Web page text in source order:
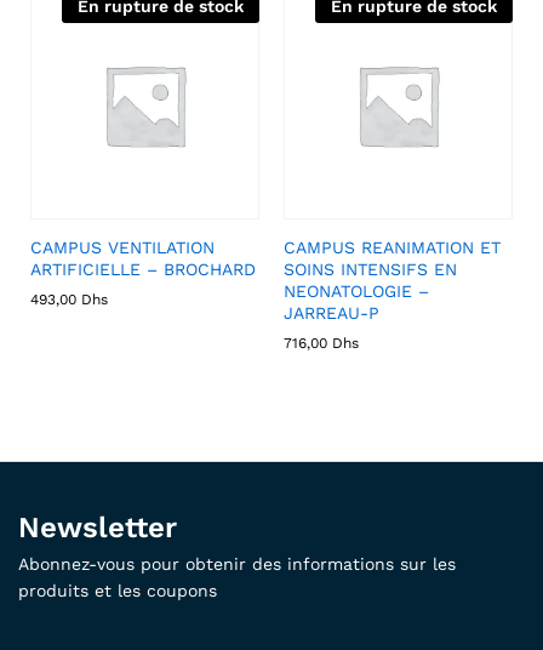
En rupture de stock
CAMPUS VENTILATION
ARTIFICIELLE – BROCHARD
493,00 Dhs
En rupture de stock
CAMPUS REANIMATION ET
SOINS INTENSIFS EN
NEONATOLOGIE –
JARREAU-P
716,00 Dhs
Newsletter
Abonnez-vous pour obtenir des informations sur les
produits et les coupons